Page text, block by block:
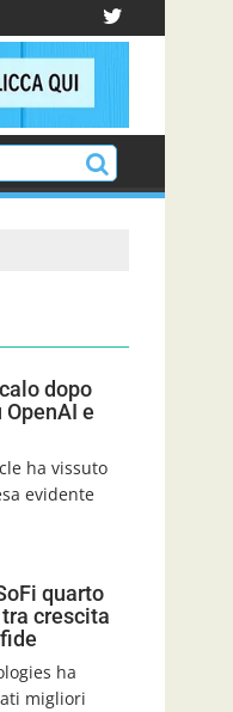
dopo
e
ha vissuto
evidente
quarto
crescita
ha
migliori